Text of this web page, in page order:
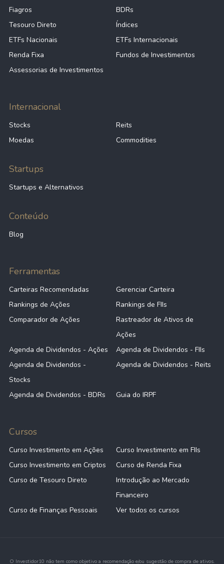
Fiagros
BDRs
Tesouro Direto
Índices
ETFs Nacionais
ETFs Internacionais
Renda Fixa
Fundos de Investimentos
Assessorias de Investimentos
Internacional
Stocks
Reits
Moedas
Commodities
Startups
Startups e Alternativos
Conteúdo
Blog
Ferramentas
Carteiras Recomendadas
Gerenciar Carteira
Rankings de Ações
Rankings de FIIs
Comparador de Ações
Rastreador de Ativos de
Ações
Agenda de Dividendos - Ações
Agenda de Dividendos - FIIs
Agenda de Dividendos -
Stocks
Agenda de Dividendos - Reits
Agenda de Dividendos - BDRs Guia do IRPF
Cursos
Curso Investimento em Ações
Curso Investimento em FIIs
Curso Investimento em Criptos
Curso de Renda Fixa
Curso de Tesouro Direto
Introdução ao Mercado
Financeiro
Curso de Finanças Pessoais
Ver todos os cursos
O Investidor10 não tem como objetivo a recomendação e/ou sugestão de compra de ativos.